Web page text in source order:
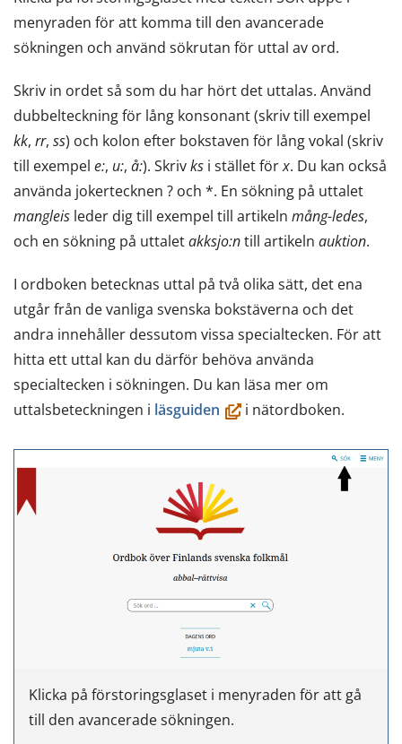
menyraden för att komma till den avancerade
sökningen och använd sökrutan för uttal av ord.
Skriv in ordet så som du har hört det uttalas. Använd
dubbelteckning för lång konsonant (skriv till exempel
kk, rr, ss) och kolon efter bokstaven för lång vokal (skriv
till exempel e:, u:, å:). Skrivks i stället förx. Du kan också
använda jokertecknen ? och *. En sökning på uttalet
mangleis leder dig till exempel till artikeln mång-ledes,
och en sökning på uttaletakksjo:ntill artikeln auktion.
I ordboken betecknas uttal på två olika sätt, det ena
utgår från de vanliga svenska bokstäverna och det
andra innehåller dessutom vissa specialtecken. För att
hitta ett uttal kan du därför behöva använda
specialtecken i sökningen. Du kan läsa mer om
uttalsbeteckningen i läsguiden (öppnas
nytt
fönster,
du
flyttar
till
en
annan
tjänst)
i nätordboken.
Klicka på förstoringsglaset i menyraden för att gå
till den avancerade sökningen.